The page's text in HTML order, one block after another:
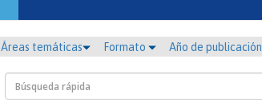
Áreas temáticas Formato Año de publicación